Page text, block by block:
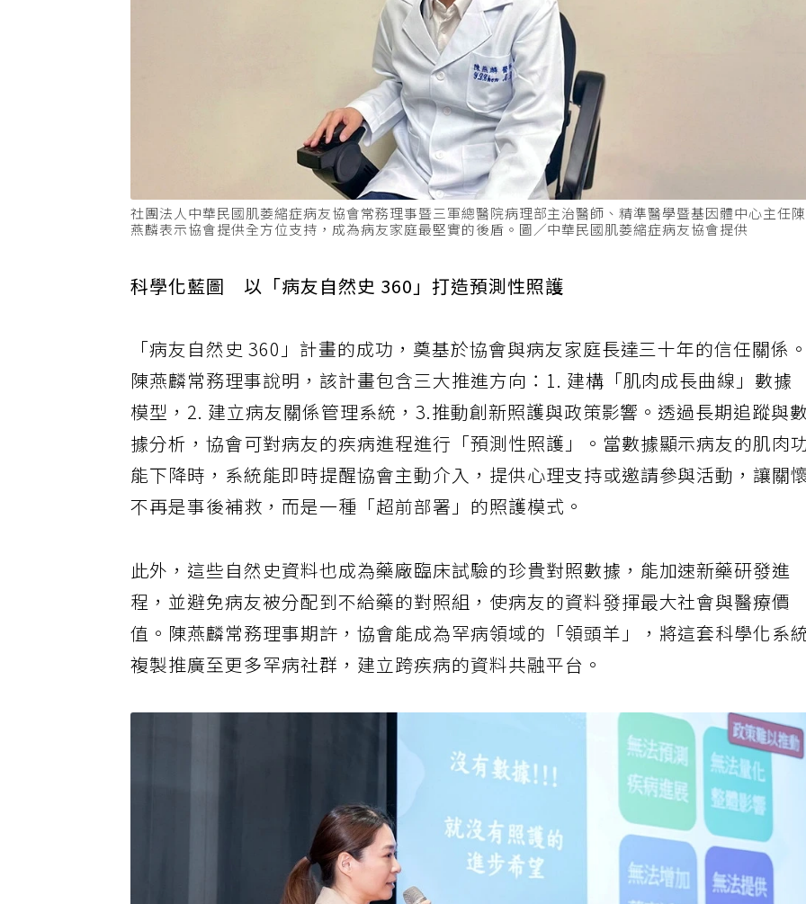
社團法人中華民國肌萎縮症病友協會常務理事暨三軍總醫院病理部主治醫師、精準醫學暨基因體中心主任
燕麟表示協會提供全方位支持，成為病友家庭最堅實的後盾。圖／中華民國肌萎縮症病友協會提供
科學化藍圖 以「病友自然史 360」打造預測性照護
「病友自然史 360」計畫的成功，奠基於協會與病友家庭長達三十年的信任關係
陳燕麟常務理事說明，該計畫包含三大推進方向：1. 建構「肌肉成長曲線」數據
模型，2. 建立病友關係管理系統，3.推動創新照護與政策影響。透過長期追蹤與
據分析，協會可對病友的疾病進程進行「預測性照護」。當數據顯示病友的肌肉
能下降時，系統能即時提醒協會主動介入，提供心理支持或邀請參與活動，讓關
不再是事後補救，而是一種「超前部署」的照護模式。
此外，這些自然史資料也成為藥廠臨床試驗的珍貴對照數據，能加速新藥研發進
程，並避免病友被分配到不給藥的對照組，使病友的資料發揮最大社會與醫療價
值。陳燕麟常務理事期許，協會能成為罕病領域的「領頭羊」，將這套科學化系
複製推廣至更多罕病社群，建立跨疾病的資料共融平台。